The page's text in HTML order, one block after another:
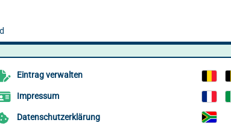
Eintrag verwalten
Impressum
Datenschutzerklärung